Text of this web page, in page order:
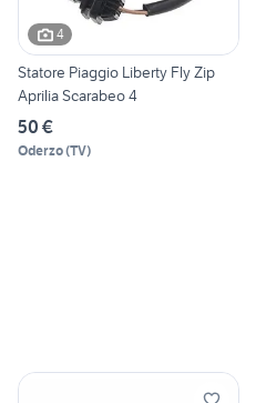
4
Statore Piaggio Liberty Fly Zip
Aprilia Scarabeo 4
50 €
Oderzo(TV)